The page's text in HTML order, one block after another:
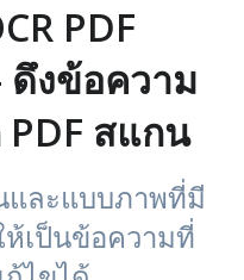
PDF
ดึงข้อความ
สแกน
และแบบภาพที่มี
เป็นข้อความที่